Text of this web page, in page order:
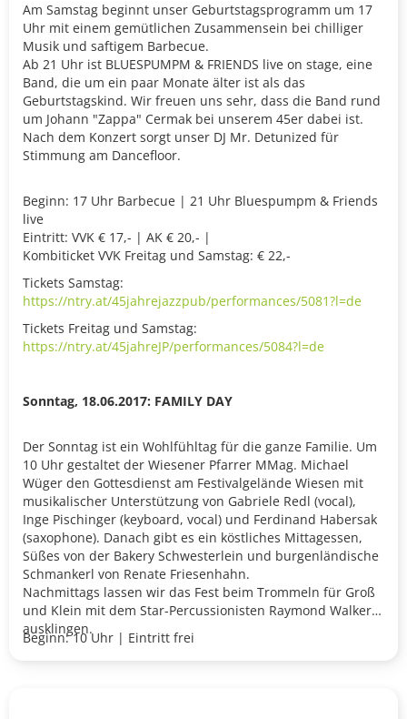
Am Samstag beginnt unser Geburtstagsprogramm um 17
Uhr mit einem gemütlichen Zusammensein bei chilliger
Musik und saftigem Barbecue.
Ab 21 Uhr ist BLUESPUMPM & FRIENDS live on stage, eine
Band, die um ein paar Monate älter ist als das
Geburtstagskind. Wir freuen uns sehr, dass die Band rund
um Johann "Zappa" Cermak bei unserem 45er dabei ist.
Nach dem Konzert sorgt unser DJ Mr. Detunized für
Stimmung am Dancefloor.
Beginn: 17 Uhr Barbecue | 21 Uhr Bluespumpm & Friends
live
Eintritt: VVK € 17,- | AK € 20,- |
Kombiticket VVK Freitag und Samstag: € 22,-
Tickets Samstag:
https://ntry.at/45jahrejazzpub/performances/5081?l=de
Tickets Freitag und Samstag:
https://ntry.at/45jahreJP/performances/5084?l=de
Sonntag, 18.06.2017: FAMILY DAY
Der Sonntag ist ein Wohlfühltag für die ganze Familie. Um
10 Uhr gestaltet der Wiesener Pfarrer MMag. Michael
Wüger den Gottesdienst am Festivalgelände Wiesen mit
musikalischer Unterstützung von Gabriele Redl (vocal),
Inge Pischinger (keyboard, vocal) und Ferdinand Habersak
(saxophone). Danach gibt es ein köstliches Mittagessen,
Süßes von der Bakery Schwesterlein und burgenländische
Schmankerl von Renate Friesenhahn.
Nachmittags lassen wir das Fest beim Trommeln für Groß
und Klein mit dem Star-Percussionisten Raymond Walker
ausklingen.
Beginn: 10 Uhr | Eintritt frei